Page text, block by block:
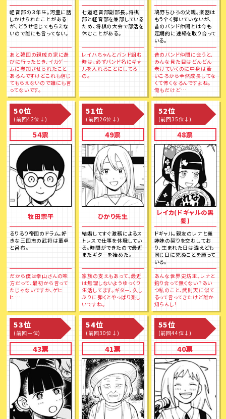
軽音部の３年生。河童に話
しかけられたことがある
が、どうせ信じてもらえな
いので誰にも言ってない。
あと韓国の親戚の家に遊
びに行ったとき、イカゲー
ムに参加させられたこと
あるんですけどこれも信じ
てもらえないので誰にも言
ってないです。
七道軽音部副部長。将棋
部と軽音部を兼部している
ため、将棋の大会で部活を
休むことがある。
レイハちゃんとバンド組む
時は、必ずバンド名にギャ
ルを入れることにしてる
の。
鳩野ちひろの父親。楽器は
もう全く弾いていないが、
昔のバンド仲間とは今も
定期的に連絡を取り合って
いる。
昔のバンド仲間に会うと、
みんな見た目はどんどん
老けていくのに中身は若
いころから全然成長してな
くて怖くなるんですよね。
俺もだけど…
50位
(前回42位↓)
54票
牧田宗平
るりるり帝国のドラム。好
きな三国志の武将は董卓
と呂布。
だから僕は幸山さんの味
方だって、最初から言って
たじゃないですか、ゲヒ
ヒ…
51位
(前回26位↓)
49票
ひかり先生
結婚してすぐ激務によるス
トレスで仕事を休職してい
る。時間ができたので最近
またギターを始めた。
家族の支えもあって、最近
は無理しないようゆっくり
生活してます。ギター、久し
ぶりに弾くとやっぱり楽し
いですね。
52位
(前回35位↓)
48票
レイカ(ドギャルの黒
髪)
ドギャル。親友のレナと義
姉妹の契りを交わしてお
り、生まれた日は違えども
同じ日に死ぬことを願って
いる。
あんな世界史坊主、レナと
釣り合って無くない？あい
つ私のこと、武則天に似て
るって言ってきたけど誰か
知らんし！
53位
(前回ー位)
43票
54位
(前回30位↓)
41票
55位
(前回44位↓)
40票